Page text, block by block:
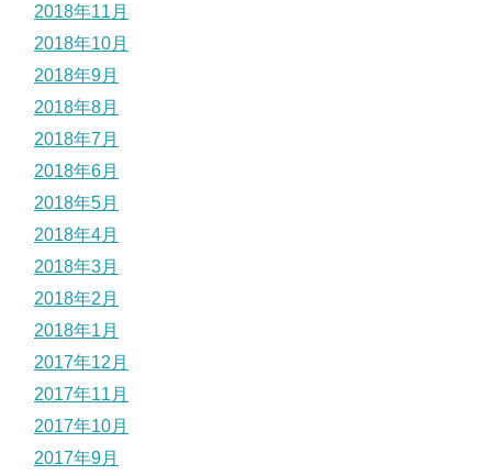
2018年11月
2018年10月
2018年9月
2018年8月
2018年7月
2018年6月
2018年5月
2018年4月
2018年3月
2018年2月
2018年1月
2017年12月
2017年11月
2017年10月
2017年9月